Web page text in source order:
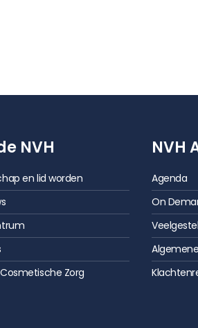
NVH
en lid worden
Zorg
NVH
Agenda
On